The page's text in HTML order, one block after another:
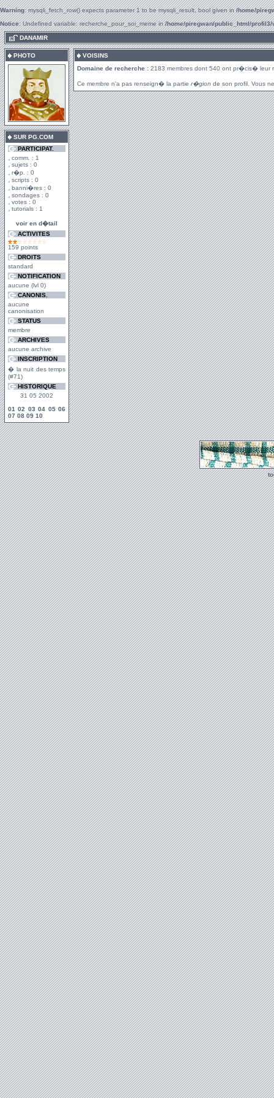
Warning: mysqli_fetch_row() expects parameter 1 to be mysqli_result, bool given in/home/
Notice: Undefined variable: recherche_pour_soi_meme in/home/piregwan/public_html/
DANAMIR
PHOTO
SUR PG.COM
PARTICIPAT.
comm. : 1
sujets : 0
r�p. : 0
scripts : 0
banni�res : 0
sondages : 0
votes : 0
tutorials : 1
voir en d�tail
ACTIVITES
159 points
DROITS
standard
NOTIFICATION
aucune (lvl 0)
CANONIS.
aucune
canonisation
STATUS
membre
ARCHIVES
aucune archive
INSCRIPTION
� la nuit des temps
(#71)
HISTORIQUE
31 05 2002
01 02 03 04 05 06
07 08 09 10
VOISINS
Domaine de recherche : 2183 membres dont 540 ont pr�cis� leur
Ce membre n'a pas renseign� la partie r�gion de son profil. Vous